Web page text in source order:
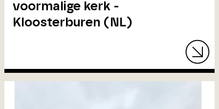
voormalige kerk -
Kloosterburen (NL)